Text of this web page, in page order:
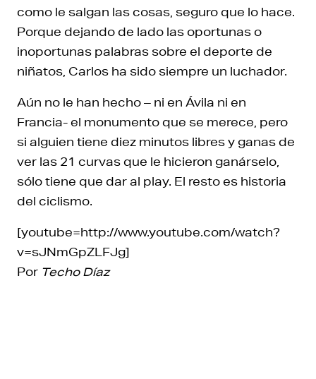
como le salgan las cosas, seguro que lo hace.
Porque dejando de lado las oportunas o
inoportunas palabras sobre el deporte de
niñatos, Carlos ha sido siempre un luchador.
Aún no le han hecho – ni en Ávila ni en
Francia- el monumento que se merece, pero
si alguien tiene diez minutos libres y ganas de
ver las 21 curvas que le hicieron ganárselo,
sólo tiene que dar al play. El resto es historia
del ciclismo.
[youtube=http://www.youtube.com/watch?
v=sJNmGpZLFJg]
Por Techo Díaz